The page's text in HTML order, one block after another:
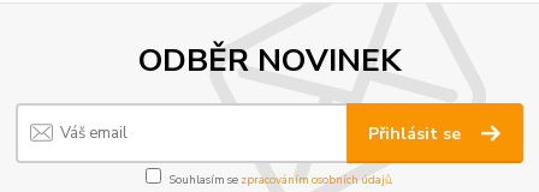
ODBĚR NOVINEK
Přihlásit se
Souhlasím se zpracováním osobních údajů.